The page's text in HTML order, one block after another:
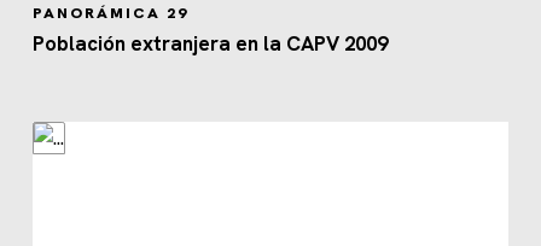
PANORÁMICA 29
Población extranjera en la CAPV 2009